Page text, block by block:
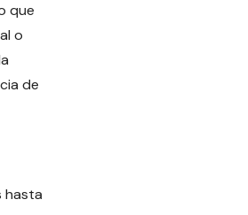
que
o
de
hasta